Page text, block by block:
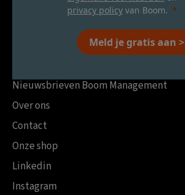
privacy policy van Boom.
Meld je gratis aan >
Nieuwsbrieven Boom Management
Over ons
Contact
Onze shop
Linkedin
Instagram